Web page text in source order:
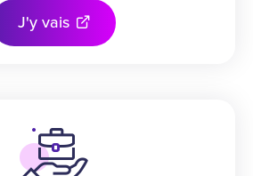
J'y vais